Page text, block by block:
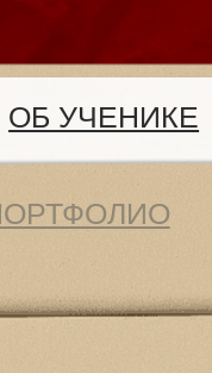
ОБ УЧЕНИКЕ